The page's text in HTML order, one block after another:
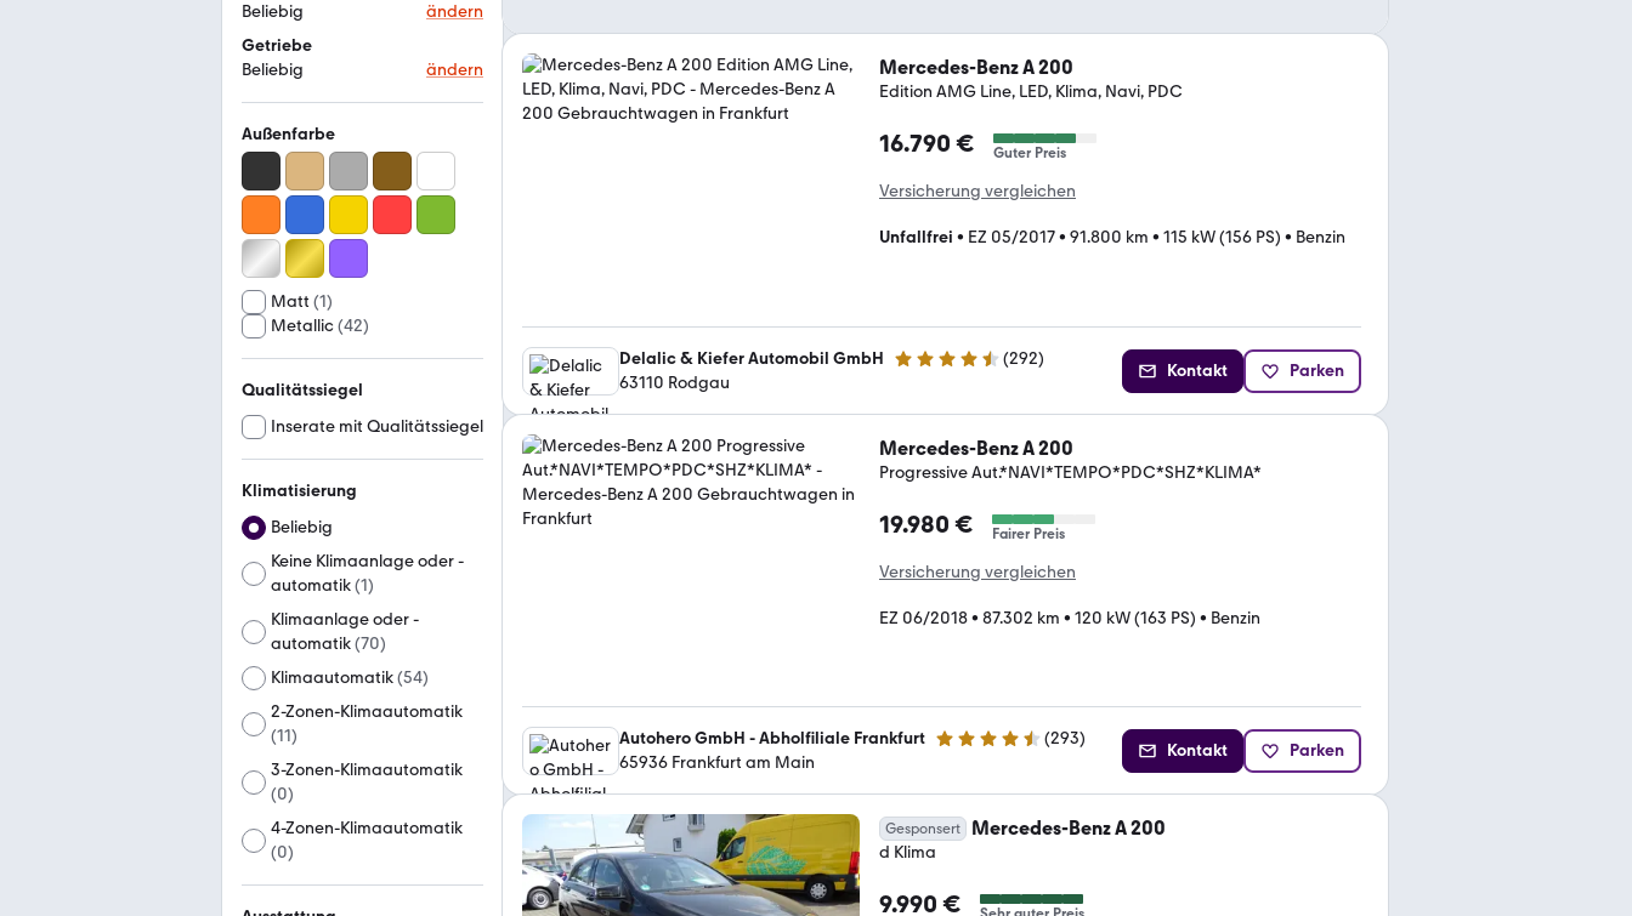
Beliebig
ändern
Getriebe
Beliebig
ändern
Außenfarbe
Matt (1)
Metallic(42)
Qualitätssiegel
Inserate mit Qualitätssiegel
Klimatisierung
Beliebig
Keine Klimaanlage oder -
automatik(1)
Klimaanlage oder -
automatik(70)
Klimaautomatik(54)
2-Zonen-Klimaautomatik
(11)
3-Zonen-Klimaautomatik
(0)
4-Zonen-Klimaautomatik
(0)
Mercedes-Benz A 200
Edition AMG Line, LED, Klima, Navi, PDC
16.790 € Guter Preis
Versicherung vergleichen
Unfallfrei • EZ 05/2017• 91.800 km • 115 kW (156 PS) • Benzin
Delalic & Kiefer Automobil GmbH 4.7 Sterne (292)
63110 Rodgau
Kontakt Parken
Mercedes-Benz A 200
Progressive Aut.*NAVI*TEMPO*PDC*SHZ*KLIMA*
19.980 € Fairer Preis
Versicherung vergleichen
EZ 06/2018• 87.302 km • 120 kW (163 PS) • Benzin
Autohero GmbH - Abholfiliale Frankfurt 4.6 Sterne (293)
65936 Frankfurt am Main
Kontakt Parken
Gesponsert Mercedes-Benz A 200
d Klima
9.990 €